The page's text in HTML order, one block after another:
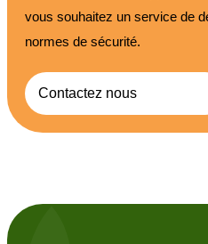
vous souhaitez un service de
normes de sécurité.
Contactez nous